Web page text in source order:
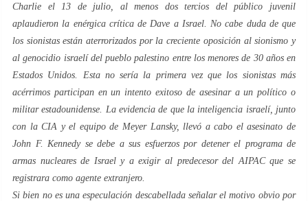
Charlie el 13 de julio, al menos dos tercios del público juvenil
aplaudieron la enérgica crítica de Dave a Israel. No cabe duda de que
los sionistas están aterrorizados por la creciente oposición al sionismo y
al genocidio israelí del pueblo palestino entre los menores de 30 años en
Estados Unidos. Esta no sería la primera vez que los sionistas más
acérrimos participan en un intento exitoso de asesinar a un político o
militar estadounidense. La evidencia de que la inteligencia israelí, junto
con la CIA y el equipo de Meyer Lansky, llevó a cabo el asesinato de
John F. Kennedy se debe a sus esfuerzos por detener el programa de
armas nucleares de Israel y a exigir al predecesor del AIPAC que se
registrara como agente extranjero.
Si bien no es una especulación descabellada señalar el motivo obvio por